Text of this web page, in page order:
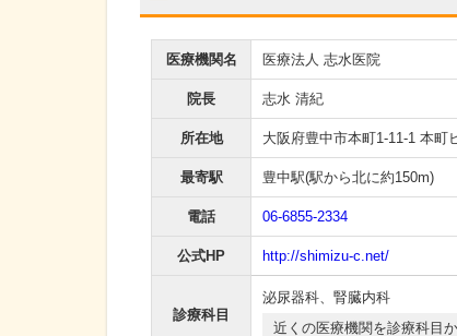
医療機関名 医療法人 志水医院
院長 志水 清紀
所在地 大阪府豊中市本町1-11-1 本町
最寄駅 豊中駅(駅から北に約150m)
電話 06-6855-2334
公式HP http://shimizu-c.net/
診療科目
泌尿器科、 腎臓内科
近くの医療機関を診療科目